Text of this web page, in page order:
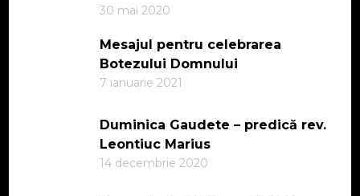
30 mai 2020
Mesajul pentru celebrarea
Botezului Domnului
7 ianuarie 2021
Duminica Gaudete – predică rev.
Leontiuc Marius
14 decembrie 2020